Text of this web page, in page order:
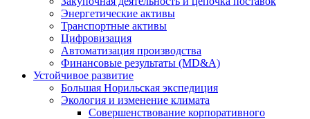
Энергетические активы
Транспортные активы
Цифровизация
Автоматизация производства
Финансовые результаты (MD&A)
Устойчивое развитие
Большая Норильская экспедиция
Экология и изменение климата
Совершенствование корпоративного